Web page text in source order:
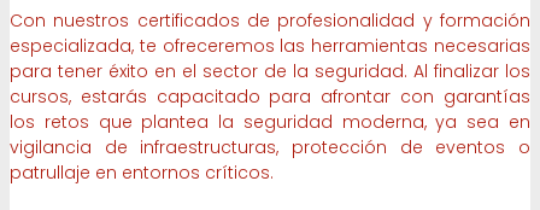
Con nuestros certificados de profesionalidad y formación
especializada, te ofreceremos las herramientas necesarias
para tener éxito en el sector de la seguridad. Al finalizar los
cursos, estarás capacitado para afrontar con garantías
los retos que plantea la seguridad moderna, ya sea en
vigilancia de infraestructuras, protección de eventos o
patrullaje en entornos críticos.